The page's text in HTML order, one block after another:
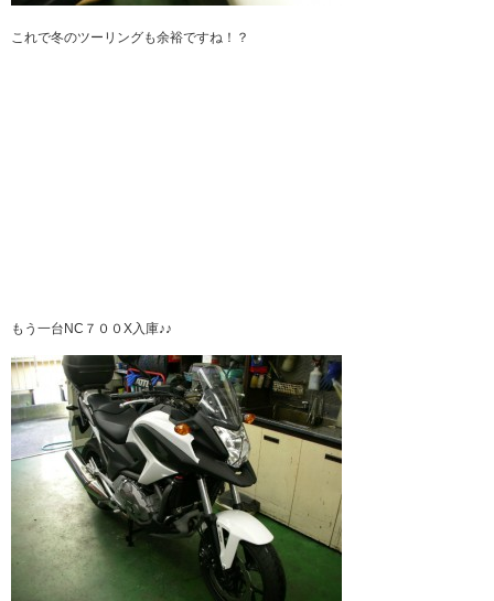
これで冬のツーリングも余裕ですね！？
もう一台NC７００X入庫♪♪